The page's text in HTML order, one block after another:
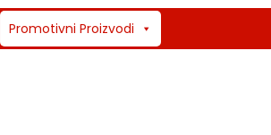
Promotivni Proizvodi